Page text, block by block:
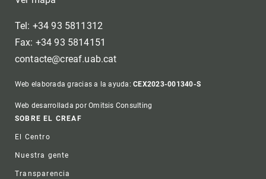
Tel: +34 93 5811312
Fax: +34 93 5814151
contacte@creaf.uab.cat
Web elaborada gracias a la ayuda:CEX2023-001340-S
Web desarrollada por Omitsis Consulting
Footer
SOBRE EL CREAF
El Centro
Nuestra gente
Transparencia